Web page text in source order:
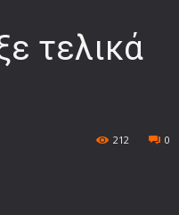
τελικά
0
212